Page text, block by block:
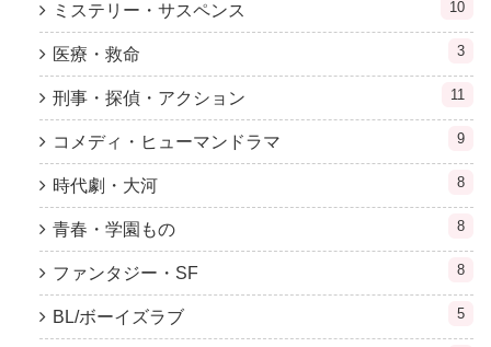
ミステリー・サスペンス 10
医療・救命 3
刑事・探偵・アクション 11
コメディ・ヒューマンドラマ 9
時代劇・大河 8
青春・学園もの 8
ファンタジー・SF 8
BL/ボーイズラブ 5